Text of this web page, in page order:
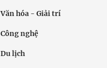
Văn hóa - Giải trí
Công nghệ
Du lịch